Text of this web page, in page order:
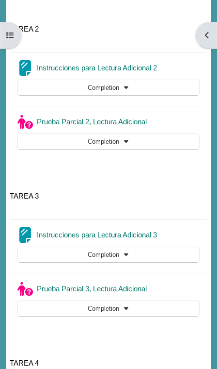
Open course index
TAREA 2
Instrucciones para Lectura Adicional 2Page
Completion
Prueba Parcial 2, Lectura AdicionalQuiz
Completion
TAREA 3
Instrucciones para Lectura Adicional 3Page
Completion
Prueba Parcial 3, Lectura AdicionalQuiz
Completion
TAREA 4